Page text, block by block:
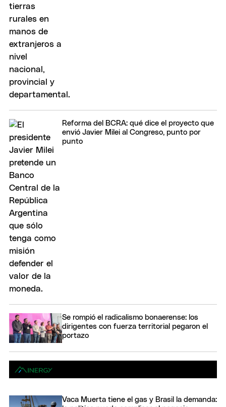
Reforma del BCRA: qué dice el proyecto que
envió Javier Milei al Congreso, punto por
punto
Se rompió el radicalismo bonaerense: los
dirigentes con fuerza territorial pegaron el
portazo
Vaca Muerta tiene el gas y Brasil la demanda: